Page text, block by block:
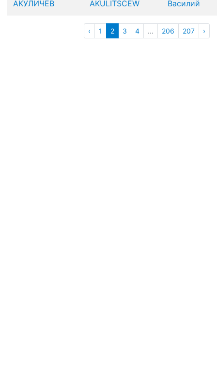
АКУЛИЧЕВ AKULITSCEW Василий
‹ 1 2 3 4 ... 206 207 ›